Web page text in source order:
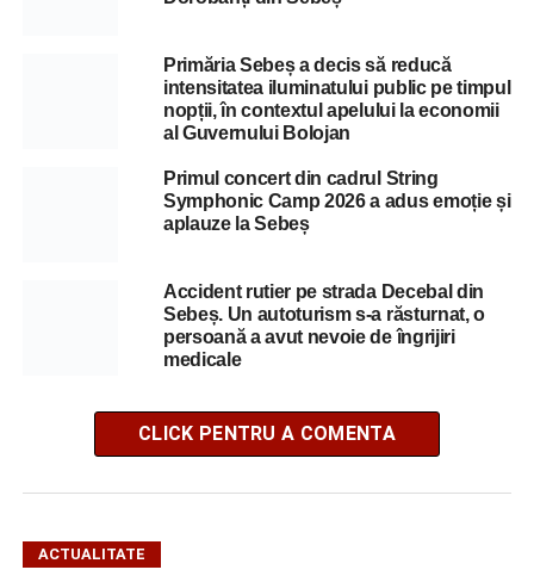
Primăria Sebeș a decis să reducă
intensitatea iluminatului public pe timpul
nopții, în contextul apelului la economii
al Guvernului Bolojan
Primul concert din cadrul String
Symphonic Camp 2026 a adus emoție și
aplauze la Sebeș
Accident rutier pe strada Decebal din
Sebeș. Un autoturism s-a răsturnat, o
persoană a avut nevoie de îngrijiri
medicale
CLICK PENTRU A COMENTA
ACTUALITATE